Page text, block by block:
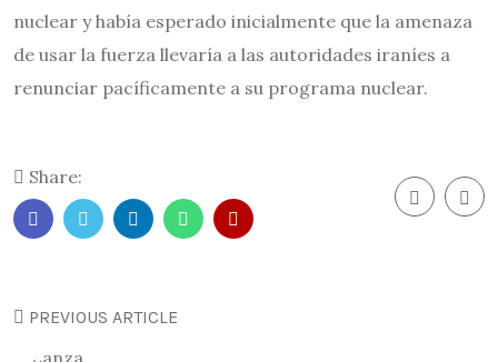
nuclear y había esperado inicialmente que la amenaza
de usar la fuerza llevaría a las autoridades iraníes a
renunciar pacíficamente a su programa nuclear.
Share:
PREVIOUS ARTICLE